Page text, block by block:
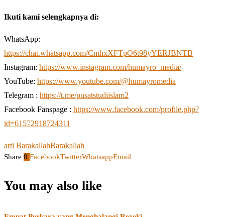
Ikuti kami selengkapnya di:
WhatsApp:
https://chat.whatsapp.com/CmhxXFTpO6t98yYERJBNTB
Instagram: https://www.instagram.com/humayro_media/
YouTube: https://www.youtube.com/@humayromedia
Telegram : https://t.me/pusatstudiislam2
Facebook Fanspage : https://www.facebook.com/profile.php?
id=61572918724311
arti BarakallahBarakallah
Share 0 FacebookTwitterWhatsappEmail
You may also like